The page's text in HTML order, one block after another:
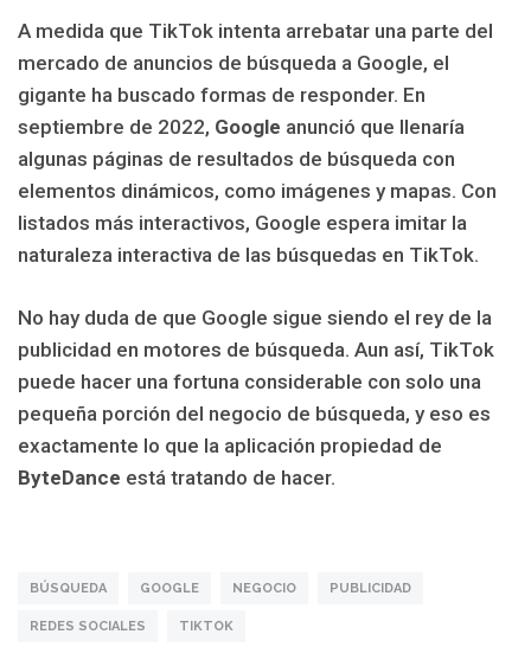
A medida que TikTok intenta arrebatar una parte del
mercado de anuncios de búsqueda a Google, el
gigante ha buscado formas de responder. En
septiembre de 2022, Google anunció que llenaría
algunas páginas de resultados de búsqueda con
elementos dinámicos, como imágenes y mapas. Con
listados más interactivos, Google espera imitar la
naturaleza interactiva de las búsquedas en TikTok.
No hay duda de que Google sigue siendo el rey de la
publicidad en motores de búsqueda. Aun así, TikTok
puede hacer una fortuna considerable con solo una
pequeña porción del negocio de búsqueda, y eso es
exactamente lo que la aplicación propiedad de
ByteDance está tratando de hacer.
BÚSQUEDA GOOGLE NEGOCIO PUBLICIDAD
REDES SOCIALES TIKTOK